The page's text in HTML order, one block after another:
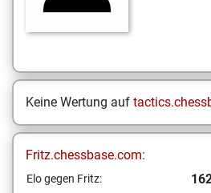
Keine Wertung auf
Fritz.chessbase.com:
Elo gegen Fritz: